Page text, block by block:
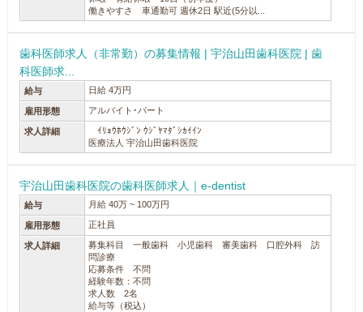
働きやすさ 車通勤可 週休2日 駅近(5分以...
歯科医師求人（非常勤）の募集情報 | 宇治山田歯科医院 | 歯
科医師求...
給与 日給 4万円
雇用形態 アルバイト･パート
求人詳細
ｲﾘｮｳﾎｳｼﾞﾝ ｳｼﾞﾔﾏﾀﾞｼｶｲｲﾝ
医療法人 宇治山田歯科医院
宇治山田歯科医院の歯科医師求人｜e-dentist
給与 月給 40万 ~ 100万円
雇用形態 正社員
求人詳細
募集科目 一般歯科 小児歯科 審美歯科 口腔外科 訪
問診療
応募条件 不問
経験年数：不問
求人数 2名
給与等（税込）